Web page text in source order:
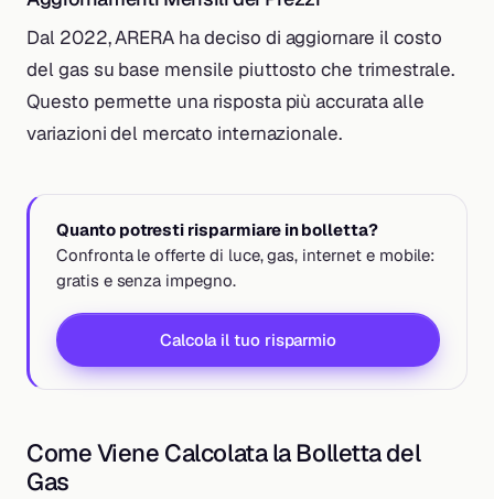
Dal 2022, ARERA ha deciso di aggiornare il costo
del gas su base mensile piuttosto che trimestrale.
Questo permette una risposta più accurata alle
variazioni del mercato internazionale.
Quanto potresti risparmiare in bolletta?
Confronta le offerte di luce, gas, internet e mobile:
gratis e senza impegno.
Calcola il tuo risparmio
Come Viene Calcolata la Bolletta del
Gas